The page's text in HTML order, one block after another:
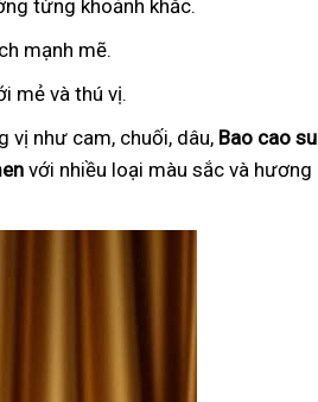
từng khoảnh khắc.
mạnh mẽ.
mẻ và thú vị.
vị như cam, chuối, dâu, Bao cao su
với nhiều loại màu sắc và hương